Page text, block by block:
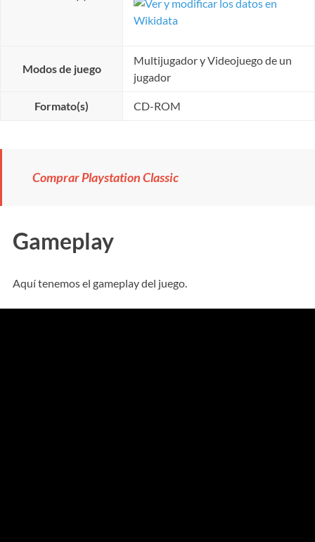
Modos de juego
Multijugador y Videojuego de un
jugador
Formato(s) CD-ROM
Comprar Playstation Classic
Gameplay
Aquí tenemos el gameplay del juego.